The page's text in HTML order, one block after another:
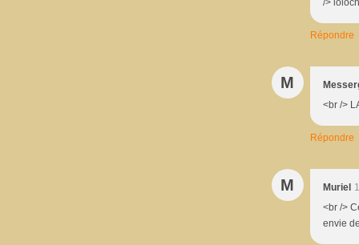
/>
Répondre
M
<br />
Répondre
M Muriel
<br />
envie